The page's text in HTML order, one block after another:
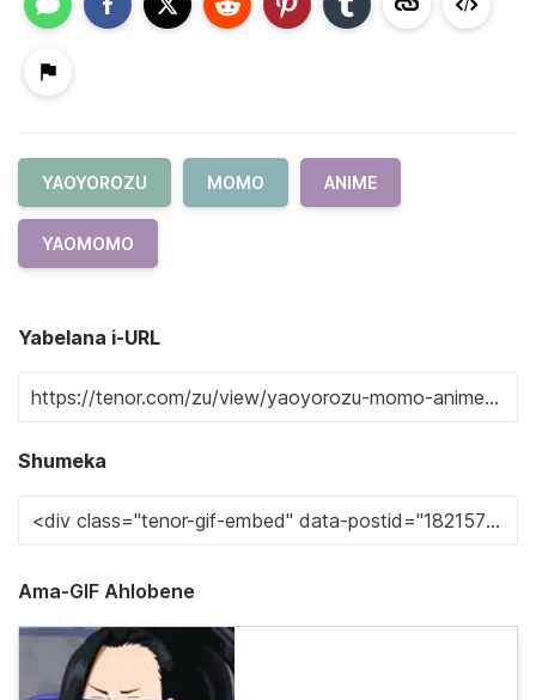
YAOYOROZU MOMO ANIME
YAOMOMO
Yabelana i-URL
Shumeka
Ama-GIF Ahlobene